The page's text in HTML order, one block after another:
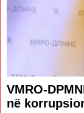
VMRO-
në